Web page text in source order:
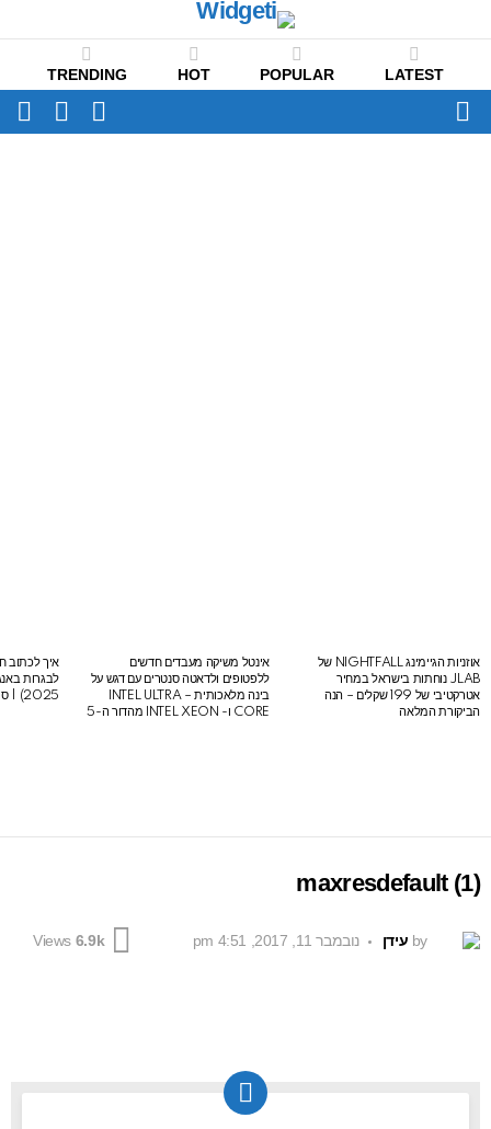
LATEST
POPULAR
HOT
TRENDING
Menu
SWITCH
SKIN
LATEST
STORIES
אוזניות הגיימינג NIGHTFALL של
JLAB נוחתות בישראל במחיר
אטרקטיבי של 199 שקלים – הנה
הביקורת המלאה
אינטל משיקה מעבדים חדשים
ללפטופים ולדאטה סנטרים עם דגש על
בינה מלאכותית – INTEL ULTRA
CORE ו- INTEL XEON מהדור ה-5
איך לכתוב
2025) | סיכום לבגרות באנגלית
maxresdefault (1)
by עידן נובמבר 11, 2017, 4:51 pm 6.9k
Views